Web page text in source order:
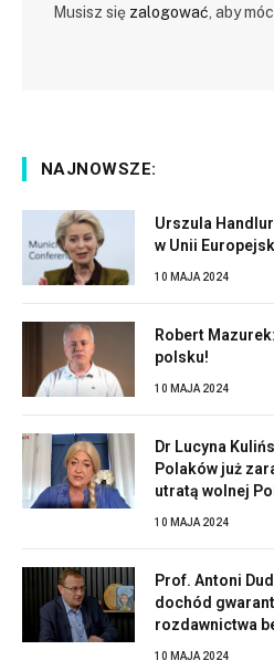
Musisz się zalogować, aby
NAJNOWSZE:
Urszula
w Unii
10 MAJA 2024
Robert
polsku!
10 MAJA 2024
Dr Lucyna
Polaków już
utratą wolnej
10 MAJA 2024
Prof. Antoni
dochód
rozdawnictwa
10 MAJA 2024